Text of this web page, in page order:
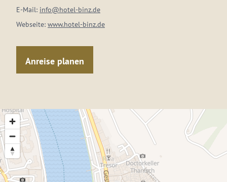
E-Mail: info@hotel-binz.de
Webseite: www.hotel-binz.de
Anreise planen